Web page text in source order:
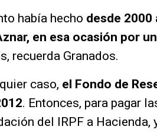
había hecho desde 2000
en esa ocasión por
recuerda Granados.
caso, el Fondo de
. Entonces, para pagar
del IRPF a